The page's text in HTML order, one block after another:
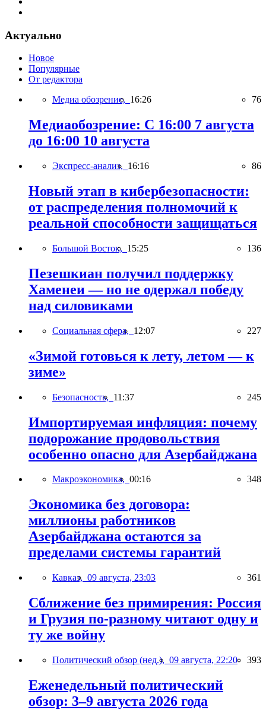
Актуально
Новое
Популярные
От редактора
Медиа обозрение, 16:26 76
Медиаобозрение: С 16:00 7 августа
до 16:00 10 августа
Экспресс-анализ, 16:16 86
Новый этап в кибербезопасности:
от распределения полномочий к
реальной способности защищаться
Большой Восток, 15:25 136
Пезешкиан получил поддержку
Хаменеи — но не одержал победу
над силовиками
Социальная сфера, 12:07 227
«Зимой готовься к лету, летом — к
зиме»
Безопасность, 11:37 245
Импортируемая инфляция: почему
подорожание продовольствия
особенно опасно для Азербайджана
Макроэкономика, 00:16 348
Экономика без договора:
миллионы работников
Азербайджана остаются за
пределами системы гарантий
Кавказ, 09 августа, 23:03 361
Сближение без примирения: Россия
и Грузия по-разному читают одну и
ту же войну
Политический обзор (нед.), 09 августа, 22:20 393
Еженедельный политический
обзор: 3–9 августа 2026 года